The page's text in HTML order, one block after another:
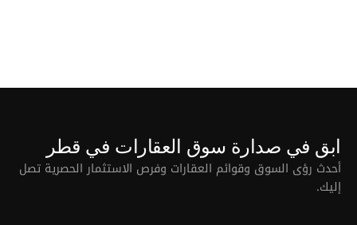
ابق في صدارة سوق العقارات في قطر
أحدث رؤى السوق وقوائم العقارات وفرص الاستثمار الحصرية تصل
إليك.